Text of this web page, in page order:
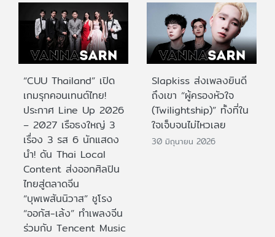
“CUU Thailand” เปิด
เกมรุกคอนเทนต์ไทย!
ประกาศ Line Up 2026
– 2027 เรือธงใหญ่ 3
เรื่อง 3 รส 6 นักแสดง
นำ! ดัน Thai Local
Content ส่งออกศิลปิน
ไทยสู่ตลาดจีน
“บุพเพสันนิวาส” ชูโรง
“ออกัส-เล้ง” ทำเพลงจีน
ร่วมกับ Tencent Music
Slapkiss ส่งเพลงยินดี
ถึงเขา “ผู้ครองหัวใจ
(Twilightship)” ทั้งที่ใน
ใจเจ็บจนไม่ไหวเลย
30 มิถุนายน 2026